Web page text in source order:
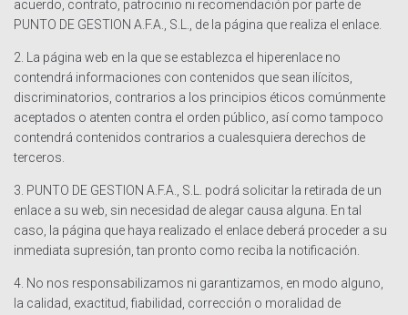
acuerdo, contrato, patrocinio ni recomendación por parte de
PUNTO DE GESTION A.F.A., S.L., de la página que realiza el enlace.
2. La página web en la que se establezca el hiperenlace no
contendrá informaciones con contenidos que sean ilícitos,
discriminatorios, contrarios a los principios éticos comúnmente
aceptados o atenten contra el orden público, así como tampoco
contendrá contenidos contrarios a cualesquiera derechos de
terceros.
3. PUNTO DE GESTION A.F.A., S.L. podrá solicitar la retirada de un
enlace a su web, sin necesidad de alegar causa alguna. En tal
caso, la página que haya realizado el enlace deberá proceder a su
inmediata supresión, tan pronto como reciba la notificación.
4. No nos responsabilizamos ni garantizamos, en modo alguno,
la calidad, exactitud, fiabilidad, corrección o moralidad de